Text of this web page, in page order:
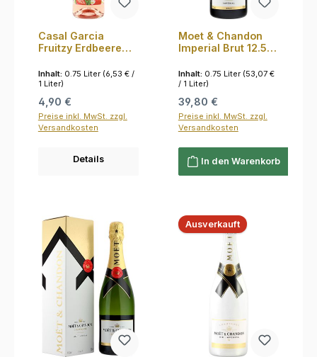
Casal Garcia
Fruitzy Erdbeere
Inhalt: 0.75 Liter (6,53 € /
1 Liter)
Regulärer Preis:
4,90 €
Preise inkl. MwSt. zzgl.
Versandkosten
Details
Moet & Chandon
Imperial Brut 12.5%
Inhalt: 0.75 Liter (53,07 €
/ 1 Liter)
Regulärer Preis:
39,80 €
Preise inkl. MwSt. zzgl.
Versandkosten
In den Warenkorb
Ausverkauft